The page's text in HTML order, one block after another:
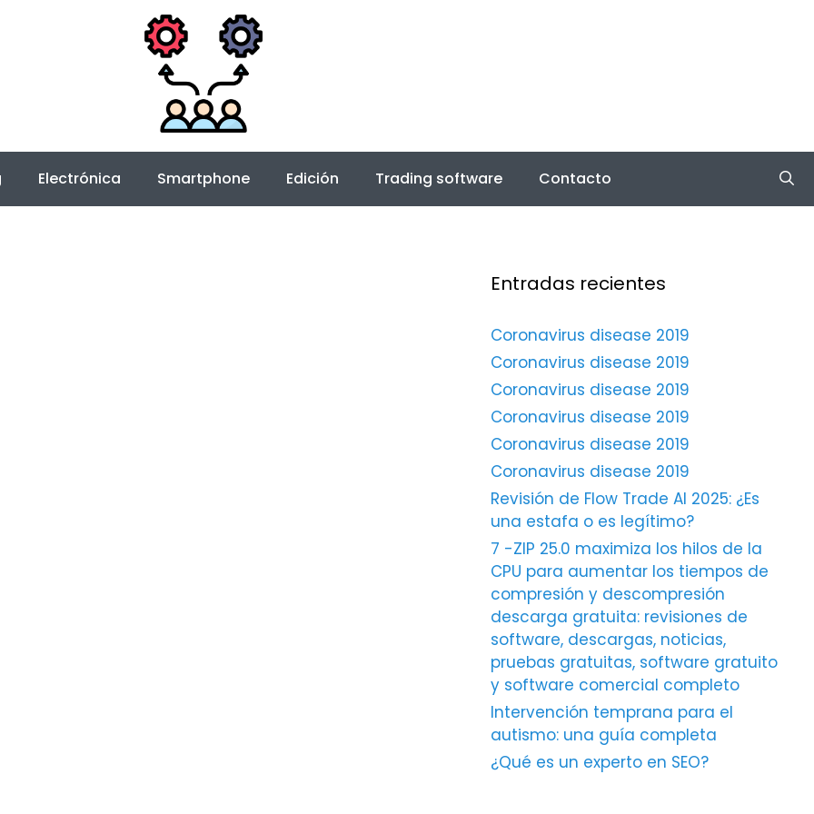
Electrónica Smartphone Edición Trading software Contacto
Entradas recientes
Coronavirus disease 2019
Coronavirus disease 2019
Coronavirus disease 2019
Coronavirus disease 2019
Coronavirus disease 2019
Coronavirus disease 2019
Revisión de Flow Trade AI 2025: ¿Es
una estafa o es legítimo?
7 -ZIP 25.0 maximiza los hilos de la
CPU para aumentar los tiempos de
compresión y descompresión
descarga gratuita: revisiones de
software, descargas, noticias,
pruebas gratuitas, software gratuito
y software comercial completo
Intervención temprana para el
autismo: una guía completa
¿Qué es un experto en SEO?